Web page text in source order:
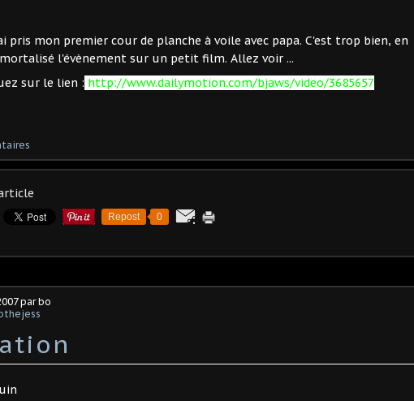
pris mon premier cour de planche à voile avec papa. C'est trop bien, en
l'évènement sur un petit film. Allez voir ...
sur le lien : http://www.dailymotion.com/bjaws/video/3685657
Repost 0
par bo